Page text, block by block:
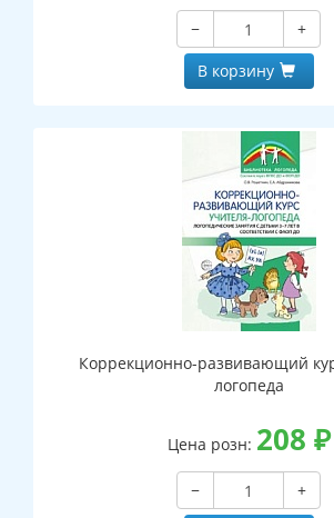
−
+
В корзину
Коррекционно-развивающий
логопеда
Цена розн: 208 ₽
−
+